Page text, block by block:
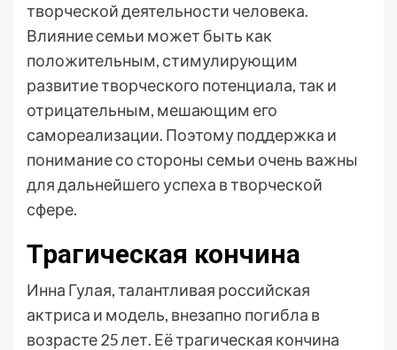
творческой деятельности человека.
Влияние семьи может быть как
положительным, стимулирующим
развитие творческого потенциала, так и
отрицательным, мешающим его
самореализации. Поэтому поддержка и
понимание со стороны семьи очень важны
для дальнейшего успеха в творческой
сфере.
Трагическая кончина
Инна Гулая, талантливая российская
актриса и модель, внезапно погибла в
возрасте 25 лет. Её трагическая кончина